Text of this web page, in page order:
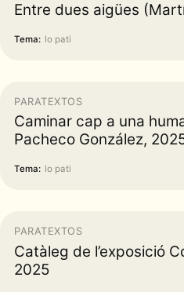
Entre dues aigües
Tema: lo pati
PARATEXTOS
Caminar cap a una
Pacheco González,
Tema: lo pati
PARATEXTOS
Catàleg de l’exposició
2025